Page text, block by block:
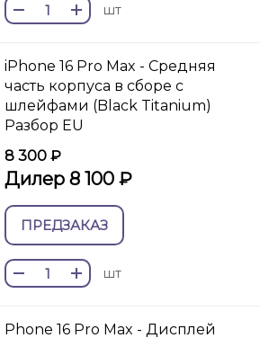
шт
iPhone 16 Pro Max - Средняя
часть корпуса в сборе с
шлейфами (Black Titanium)
Разбор EU
8 300 ₽
Дилер 8 100 ₽
ПРЕДЗАКАЗ
шт
Phone 16 Pro Max - Дисплей